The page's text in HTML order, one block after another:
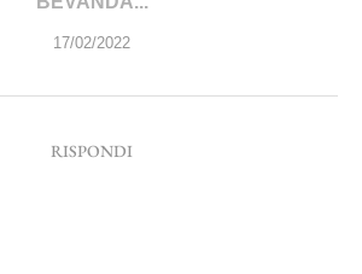
17/02/2022
RISPONDI